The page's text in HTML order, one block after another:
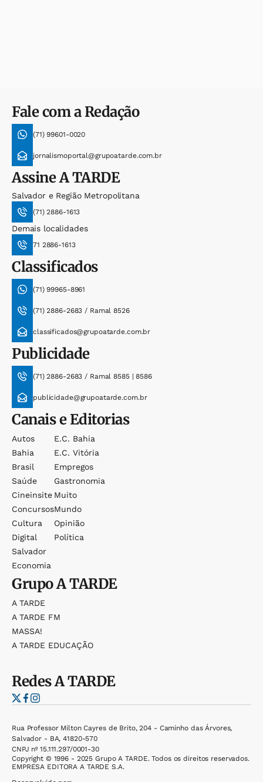
Fale com a Redação
(71) 99601-0020
jornalismoportal@grupoatarde.com.br
AssineA TARDE
Salvador e Região Metropolitana
(71) 2886-1613
Demais localidades
71 2886-1613
Classificados
(71) 99965-8961
(71) 2886-2683 / Ramal 8526
classificados@grupoatarde.com.br
Publicidade
(71) 2886-2683 / Ramal 8585 | 8586
publicidade@grupoatarde.com.br
Canais e Editorias
Autos
Bahia
Brasil
Saúde
Cineinsite
Concursos
Cultura
Digital
Salvador
Economia
E.c. Bahia
E.c. Vitória
Empregos
Gastronomia
Muito
Mundo
Opinião
Política
GrupoA TARDE
A TARDE
A TARDE FM
MASSA!
A TARDE EDUCAÇÃO
RedesA TARDE
Rua Professor Milton Cayres de Brito, 204 - Caminho das Árvores,
Salvador - BA, 41820-570
CNPJ nº 15.111.297/0001-30
Copyright © 1996 - 2025 Grupo A TARDE. Todos os direitos reservados.
EMPRESA EDITORA A TARDE S.A.